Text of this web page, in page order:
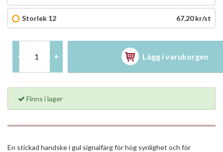
Storlek 12 67,20 kr/st
- + Lägg i varukorgen
Finns i lager
En stickad handske i gul signalfärg för hög synlighet och för